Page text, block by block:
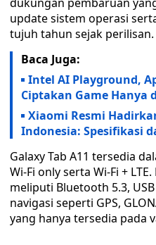
update sistem operasi
tujuh tahun sejak perilisan.
Baca Juga:
Intel AI Playground,
Ciptakan Game Hanya
Xiaomi Resmi
Indonesia: Spesifikasi
Galaxy Tab A11 tersedia
Wi-Fi only serta Wi-Fi +
meliputi Bluetooth 5.3,
navigasi seperti GPS,
yang hanya tersedia pada